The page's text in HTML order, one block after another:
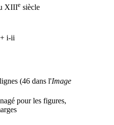
XIIIe siècle
i-ii
(46 dans l'Image
pour les figures,